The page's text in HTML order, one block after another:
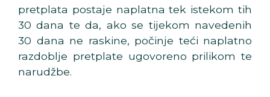
pretplata postaje naplatna tek istekom tih
30 dana te da, ako se tijekom navedenih
30 dana ne raskine, počinje teći naplatno
razdoblje pretplate ugovoreno prilikom te
narudžbe.